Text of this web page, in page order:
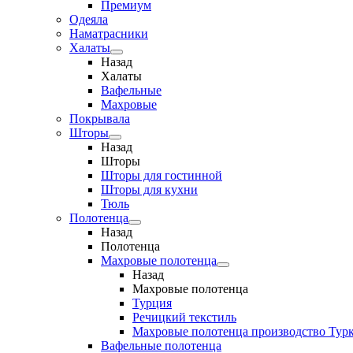
Премиум
Одеяла
Наматрасники
Халаты
Назад
Халаты
Вафельные
Махровые
Покрывала
Шторы
Назад
Шторы
Шторы для гостинной
Шторы для кухни
Тюль
Полотенца
Назад
Полотенца
Махровые полотенца
Назад
Махровые полотенца
Турция
Речицкий текстиль
Махровые полотенца производство
Вафельные полотенца